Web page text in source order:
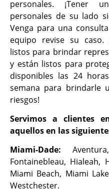
personales. ¡Tener
personales de su lado
Venga para una
equipo revise su caso.
listos para brindar
y están listos para
disponibles las 24
semana para brindarle
riesgos!
Servimos a clientes
aquellos en las
Miami-Dade:
Fontainebleau, Hialeah,
Miami Beach, Miami
Westchester.